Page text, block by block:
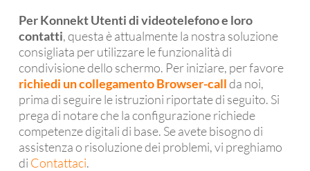
Per Konnekt Utenti di videotelefono e loro
contatti, questa è attualmente la nostra soluzione
consigliata per utilizzare le funzionalità di
condivisione dello schermo. Per iniziare, per favore
richiedi un collegamento Browser-callda noi,
prima di seguire le istruzioni riportate di seguito. Si
prega di notare che la configurazione richiede
competenze digitali di base. Se avete bisogno di
assistenza o risoluzione dei problemi, vi preghiamo
di Contattaci.